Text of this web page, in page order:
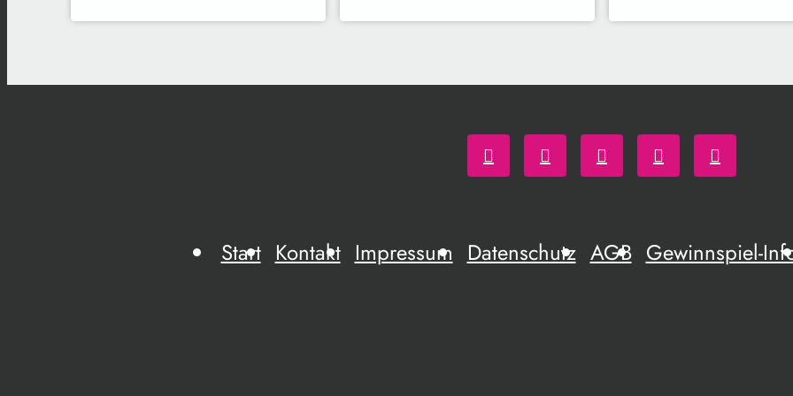
Start Kontakt Impressum Datenschutz AGB Gewinnspiel-